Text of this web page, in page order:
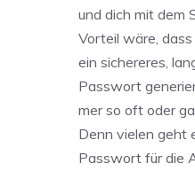
und dich mit dem
Vorteil wäre,
ein sichereres,
Passwort
mer so oft oder
Denn vielen geht
Passwort für die